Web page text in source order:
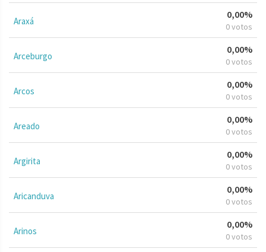
Araxá
0,00%
0 votos
Arceburgo
0,00%
0 votos
Arcos
0,00%
0 votos
Areado
0,00%
0 votos
Argirita
0,00%
0 votos
Aricanduva
0,00%
0 votos
Arinos
0,00%
0 votos